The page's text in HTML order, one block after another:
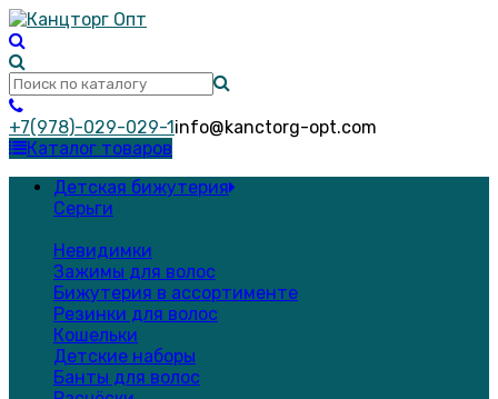
+7(978)-029-029-1info@kanctorg-opt.com
Каталог товаров
Детская бижутерия
Серьги
Невидимки
Зажимы для волос
Бижутерия в ассортименте
Резинки для волос
Кошельки
Детские наборы
Банты для волос